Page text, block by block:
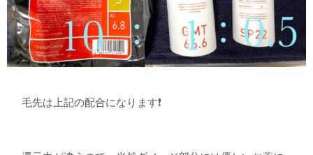
毛先は上記の配合になります❗️